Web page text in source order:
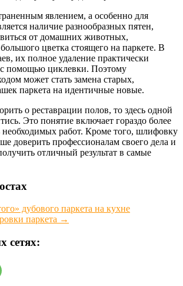
явлением, а особенно для
наличие разнообразных пятен,
от домашних животных,
цветка стоящего на паркете. В
их полное удаление практически
помощью циклевки. Поэтому
может стать замена старых,
паркета на идентичные новые.
о реставрации полов, то здесь одной
Это понятие включает гораздо более
работ. Кроме того, шлифовку
доверить профессионалам своего дела и
отличный результат в самые
дубового паркета на кухне
паркета →
сетях: